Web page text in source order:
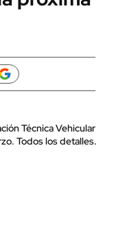
Técnica Vehicular
Todos los detalles.